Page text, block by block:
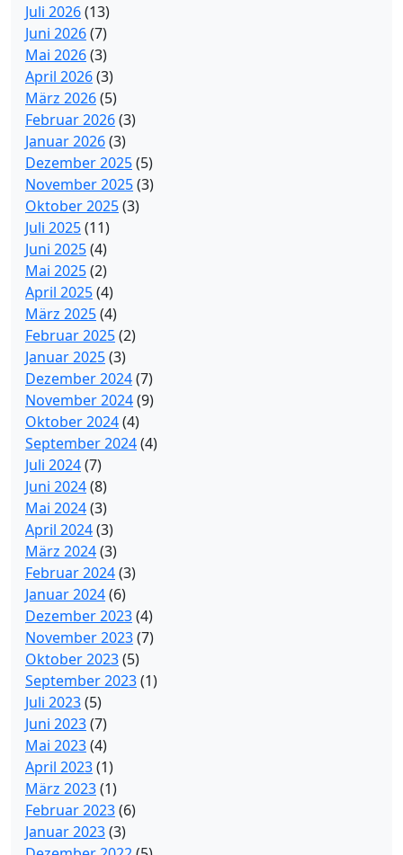
Juli 2026(13)
Juni 2026(7)
Mai 2026(3)
April 2026(3)
März 2026(5)
Februar 2026(3)
Januar 2026(3)
Dezember 2025(5)
November 2025(3)
Oktober 2025(3)
Juli 2025(11)
Juni 2025(4)
Mai 2025(2)
April 2025(4)
März 2025(4)
Februar 2025(2)
Januar 2025(3)
Dezember 2024(7)
November 2024(9)
Oktober 2024(4)
September 2024(4)
Juli 2024(7)
Juni 2024(8)
Mai 2024(3)
April 2024(3)
März 2024(3)
Februar 2024(3)
Januar 2024(6)
Dezember 2023(4)
November 2023(7)
Oktober 2023(5)
September 2023(1)
Juli 2023(5)
Juni 2023(7)
Mai 2023(4)
April 2023(1)
März 2023(1)
Februar 2023(6)
Januar 2023(3)